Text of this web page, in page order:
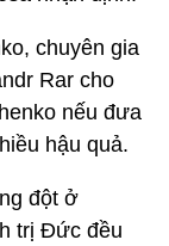
chuyên gia
Rar cho
nếu đưa
hậu quả.
đột ở
trị Đức đều